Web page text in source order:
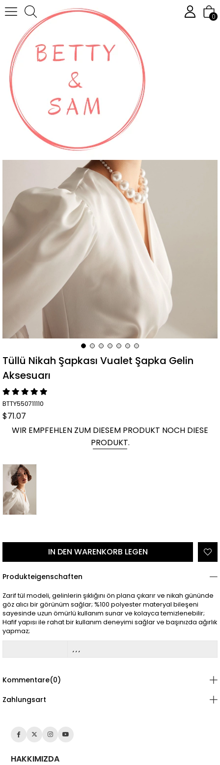
0
Startseite Tüllü Nikah Şapkası Vualet Şapka Gelin Aksesuarı
Tüllü Nikah Şapkası Vualet Şapka Gelin
Aksesuarı
BTTY550711110
$71.07
WIR EMPFEHLEN ZUM DIESEM PRODUKT NOCH DIESE
PRODUKT.
Produkteigenschaften
Zarif tül modeli, gelinlerin şıklığını ön plana çıkarır ve nikah gününde
göz alıcı bir görünüm sağlar; %100 polyester materyal bileşeni
sayesinde uzun ömürlü kullanım sunar ve kolayca temizlenebilir;
Hafif yapısı ile rahat bir kullanım deneyimi sağlar ve başınızda ağırlık
yapmaz;
Kommentare(0)
Zahlungsart
HAKKIMIZDA